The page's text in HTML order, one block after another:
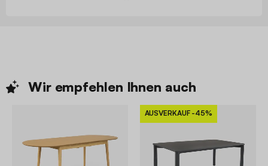
Wir empfehlen Ihnen auch
AUSVERKAUF -45%